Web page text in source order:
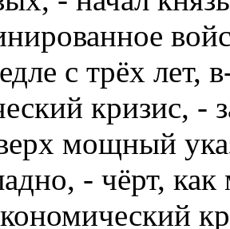
с трёх лет,
кризис, -
мощный
- чёрт,